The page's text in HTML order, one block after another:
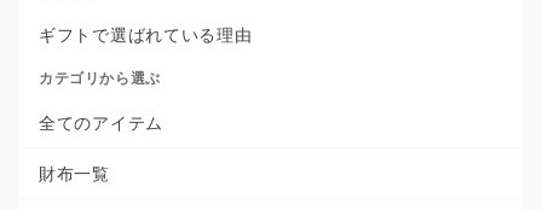
ギフトで選ばれている理由
カテゴリから選ぶ
全てのアイテム
財布一覧